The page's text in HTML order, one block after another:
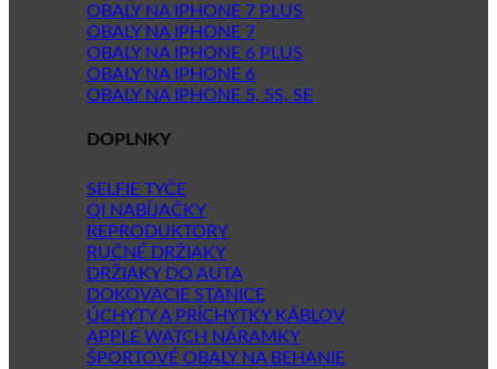
OBALY NA IPHONE 7 PLUS
OBALY NA IPHONE 7
OBALY NA IPHONE 6 PLUS
OBALY NA IPHONE 6
OBALY NA IPHONE 5, 5S, SE
DOPLNKY
SELFIE TYČE
QI NABÍJAČKY
REPRODUKTORY
RUČNÉ DRŽIAKY
DRŽIAKY DO AUTA
DOKOVACIE STANICE
ÚCHYTY A PRÍCHYTKY KÁBLOV
APPLE WATCH NÁRAMKY
ŠPORTOVÉ OBALY NA BEHANIE